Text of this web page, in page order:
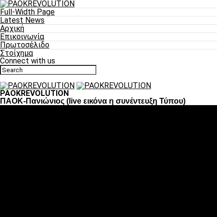
Full-Width Page
Latest News
Αρχική
Επικοινωνία
Πρωτοσέλιδο
Στοίχημα
Connect with us
PAOKREVOLUTION
ΠΑΟΚ-Πανιώνιος (live εικόνα η συνέντευξη Τύπου)